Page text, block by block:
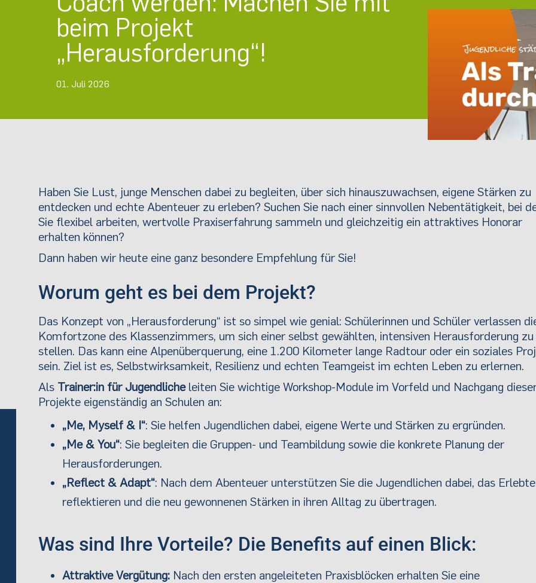
beim Projekt
„Herausforderung“!
01. Juli 2026
Haben Sie Lust, junge Menschen dabei zu begleiten, über sich hinauszuwachsen, eigene Stärken zu
entdecken und echte Abenteuer zu erleben? Suchen Sie nach einer sinnvollen Nebentätigkeit, bei
Sie flexibel arbeiten, wertvolle Praxiserfahrung sammeln und gleichzeitig ein attraktives Honorar
erhalten können?
Dann haben wir heute eine ganz besondere Empfehlung für Sie!
Worum geht es bei dem Projekt?
Das Konzept von „Herausforderung“ ist so simpel wie genial: Schülerinnen und Schüler verlassen
Komfortzone des Klassenzimmers, um sich einer selbst gewählten, intensiven Herausforderung zu
stellen. Das kann eine Alpenüberquerung, eine 1.200 Kilometer lange Radtour oder ein soziales
sein. Ziel ist es, Selbstwirksamkeit, Resilienz und echten Teamgeist im echten Leben zu erlernen.
Als Trainer:in für Jugendlicheleiten Sie wichtige Workshop-Module im Vorfeld und Nachgang
Projekte eigenständig an Schulen an:
„Me, Myself & I“: Sie helfen Jugendlichen dabei, eigene Werte und Stärken zu ergründen.
„Me & You“: Sie begleiten die Gruppen- und Teambildung sowie die konkrete Planung der
Herausforderungen.
„Reflect & Adapt“: Nach dem Abenteuer unterstützen Sie die Jugendlichen dabei, das
reflektieren und die neu gewonnenen Stärken in ihren Alltag zu übertragen.
Was sind Ihre Vorteile? Die Benefits auf einen Blick:
Attraktive Vergütung: Nach den ersten angeleiteten Praxisblöcken erhalten Sie eine